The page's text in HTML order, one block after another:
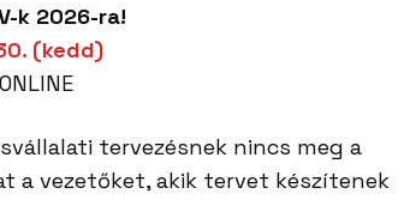
k 2026-ra!
(kedd)
tervezésnek nincs meg a
a vezetőket, akik tervet készítenek